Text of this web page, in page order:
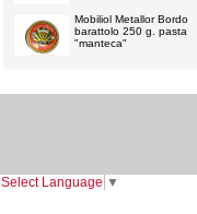
Mobiliol Metallor Bordo
barattolo 250 g. pasta
"manteca"
Select Language ▼